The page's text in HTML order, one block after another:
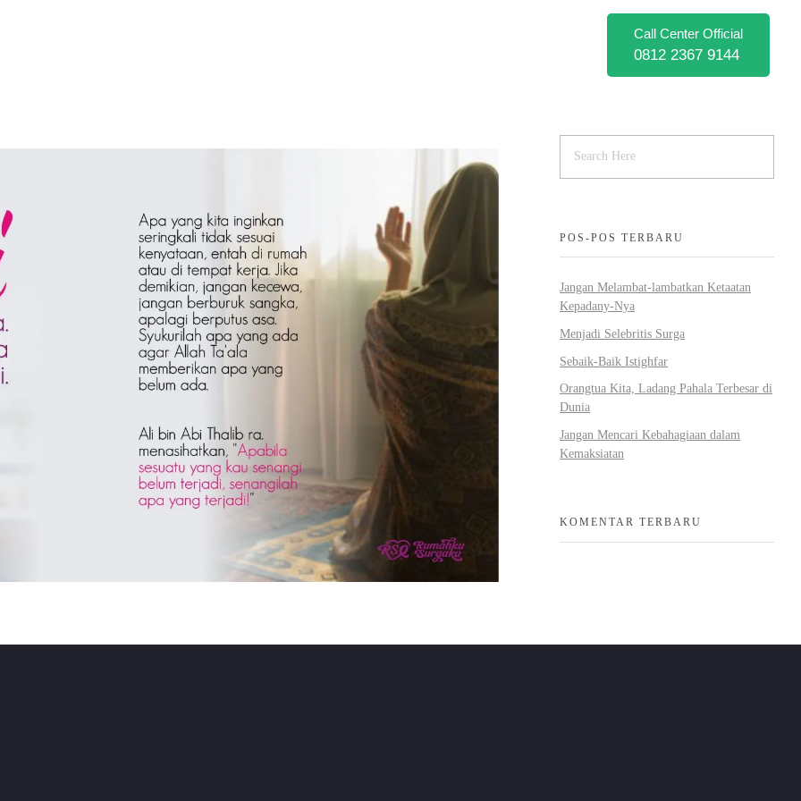
Call Center Official
0812 2367 9144
POS-POS TERBARU
Jangan Melambat-lambatkan Ketaatan
Kepadany-Nya
Menjadi Selebritis Surga
Sebaik-Baik Istighfar
Orangtua Kita, Ladang Pahala Terbesar di
Dunia
Jangan Mencari Kebahagiaan dalam
Kemaksiatan
KOMENTAR TERBARU